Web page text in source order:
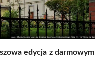
edycja z darmowym